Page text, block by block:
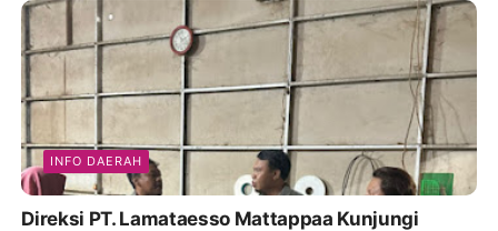
INFO DAERAH
Direksi PT. Lamataesso Mattappaa Kunjungi